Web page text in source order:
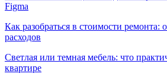
Figma
Как разобраться в стоимости ремонта:
расходов
Светлая или темная мебель: что
квартире